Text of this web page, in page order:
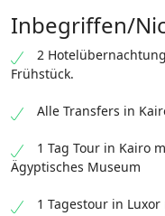
Inbegriffen/
2
Frühstück.
Alle Transfers in
1 Tag Tour in Kairo
Ägyptisches Museum
1 Tagestour in